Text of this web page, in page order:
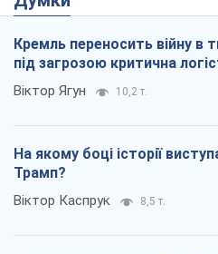
Кремль переносить війну в
під загрозою критична
Віктор Ягун 10,2 т.
На якому боці історії
Трамп?
Віктор Каспрук 8,5 т.